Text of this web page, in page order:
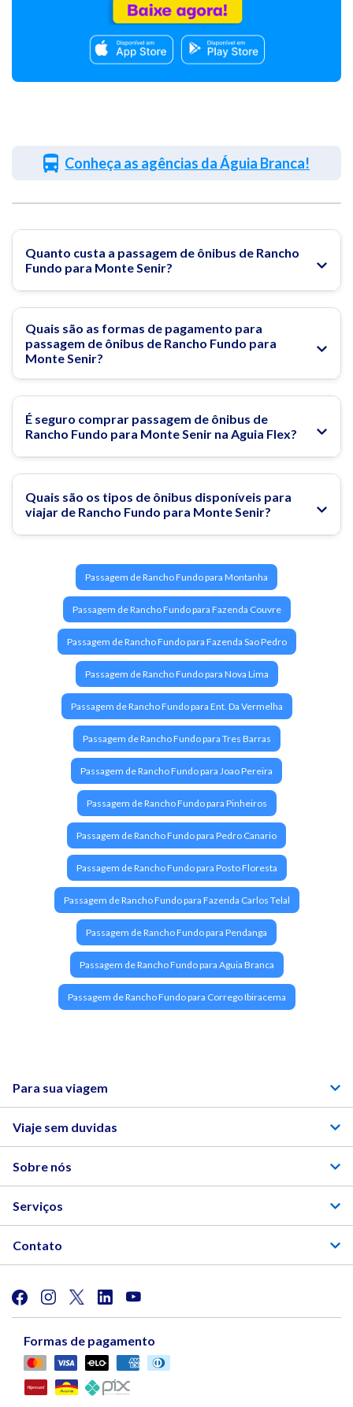
Conheça as agências da Águia Branca!
Quanto custa a passagem de ônibus de Rancho
Fundo para Monte Senir?
Quais são as formas de pagamento para
passagem de ônibus de Rancho Fundo para
Monte Senir?
É seguro comprar passagem de ônibus de
Rancho Fundo para Monte Senir na Aguia Flex?
Quais são os tipos de ônibus disponíveis para
viajar de Rancho Fundo para Monte Senir?
Passagem de Rancho Fundo para Montanha
Passagem de Rancho Fundo para Fazenda Couvre
Passagem de Rancho Fundo para Fazenda Sao Pedro
Passagem de Rancho Fundo para Nova Lima
Passagem de Rancho Fundo para Ent. Da Vermelha
Passagem de Rancho Fundo para Tres Barras
Passagem de Rancho Fundo para Joao Pereira
Passagem de Rancho Fundo para Pinheiros
Passagem de Rancho Fundo para Pedro Canario
Passagem de Rancho Fundo para Posto Floresta
Passagem de Rancho Fundo para Fazenda Carlos Telal
Passagem de Rancho Fundo para Pendanga
Passagem de Rancho Fundo para Aguia Branca
Passagem de Rancho Fundo para Corrego Ibiracema
Para sua viagem
Viaje sem duvidas
Sobre nós
Serviços
Contato
Formas de pagamento